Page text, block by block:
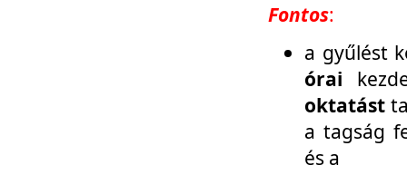
Fontos:
a gyűlést
órai
oktatást
a tagság
és a